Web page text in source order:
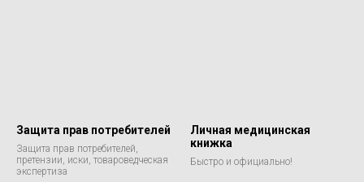
Защита прав потребителей
Защита прав потребителей,
претензии, иски, товароведческая
экспертиза
Личная медицинская
книжка
Быстро и официально!